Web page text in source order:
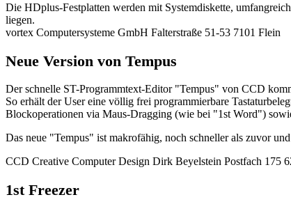
Die HDplus-Festplatten werden mit Systemdiskette,
liegen.
vortex Computersysteme GmbH Falterstraße 51-53 7101 Flein
Neue Version von Tempus
Der schnelle ST-Programmtext-Editor "Tempus" von CCD
So erhält der User eine völlig frei programmierbare
Blockoperationen via Maus-Dragging (wie bei "1st Word")
Das neue "Tempus" ist makrofähig, noch schneller als zuvor
CCD Creative Computer Design Dirk Beyelstein Postfach 175
1st Freezer